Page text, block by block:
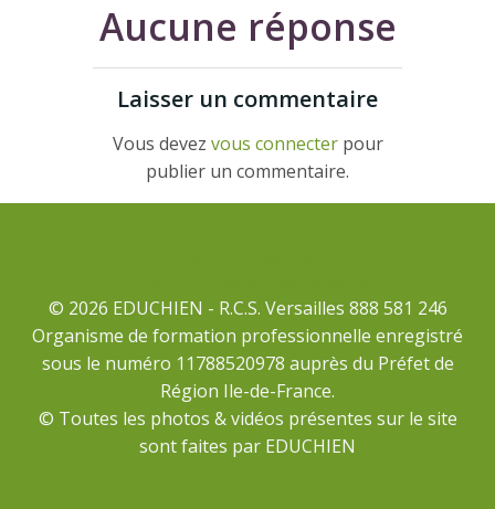
Aucune réponse
Laisser un commentaire
Vous devez vous connecterpour
publier un commentaire.
© 2026 EDUCHIEN - R.C.S. Versailles 888 581 246
Organisme de formation professionnelle enregistré
sous le numéro 11788520978 auprès du Préfet de
Région Ile-de-France.
© Toutes les photos & vidéos présentes sur le site
sont faites par EDUCHIEN